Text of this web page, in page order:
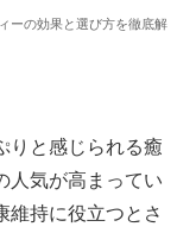
ーの効果と選び方を徹底解
りと感じられる癒
人気が高まってい
維持に役立つとさ